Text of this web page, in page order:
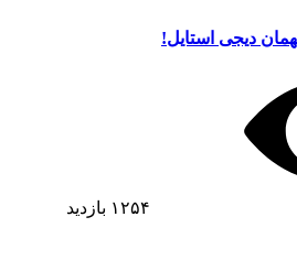
دیجی استایل!
۱۲۵۴ بازدید